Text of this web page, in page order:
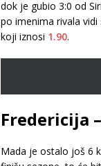
dok je gubio 3:0 od
po imenima rivala
koji iznosi 1.90.
Fredericija
Mada je ostalo još 6